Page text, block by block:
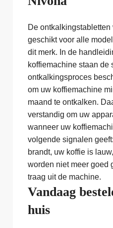
De
geschikt voor alle
dit merk. In de
koffiemachine staan de
ontkalkingsproces
om uw koffiemachine
maand te ontkalken.
verstandig om uw
wanneer uw
volgende signalen
brandt, uw koffie is
worden niet meer goed
traag uit de machine.
Vandaag
huis